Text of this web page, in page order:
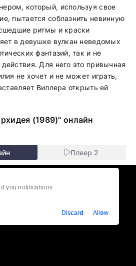
который, используя свое
пытается соблазнить невинную
ритмы и краски
в девушке вулкан неведомых
фантазий, так и не
Для него это привычная
не хочет и не может играть,
Виллера открыть ей
(1989)" онлайн
Плеер 2
you notifications
Discard Allow